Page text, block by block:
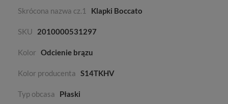
Skrócona nazwa cz.1 Klapki Boccato
SKU 2010000531297
Kolor Odcienie brązu
Kolor producenta S14TKHV
Typ obcasa Płaski